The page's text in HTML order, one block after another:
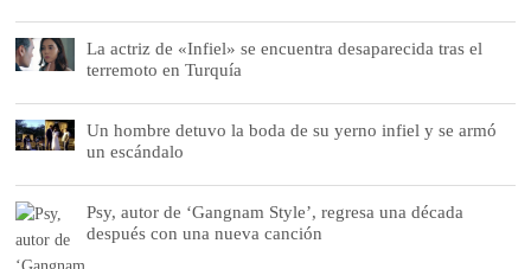
La actriz de «Infiel» se encuentra desaparecida tras el
terremoto en Turquía
Un hombre detuvo la boda de su yerno infiel y se armó
un escándalo
Psy, autor de ‘Gangnam Style’, regresa una década
después con una nueva canción